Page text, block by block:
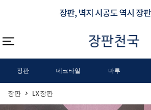
장판 데코타일 마루
장판 LX장판